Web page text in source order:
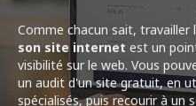
01 45
Comme chacun sait, travailler
son site internet est un
visibilité sur le web. Vous
un audit d'un sitegratuit, en
spécialisés, puis recourir à un